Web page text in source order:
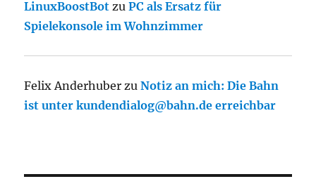
LinuxBoostBot zuPC als Ersatz für
Spielekonsole im Wohnzimmer
Felix Anderhuber zuNotiz an mich: Die Bahn
ist unter kundendialog@bahn.de erreichbar